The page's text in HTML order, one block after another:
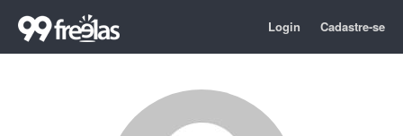
Login Cadastre-se